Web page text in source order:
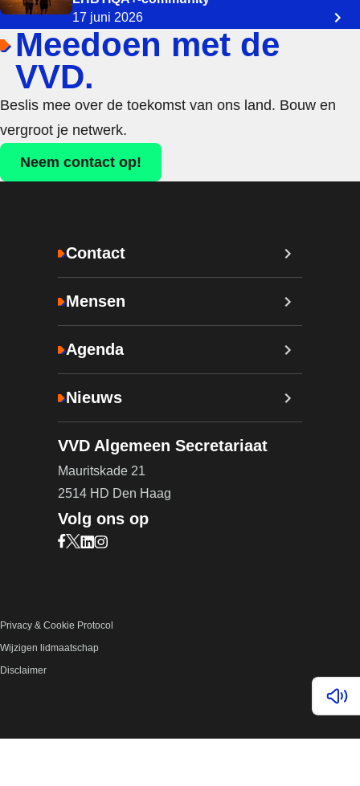
17 juni 2026
Lees
Meedoen met de
VVD.
Beslis mee over de toekomst van ons land. Bouw en
vergroot je netwerk.
Neem contact op!
Contact
Mensen
Agenda
Nieuws
VVD Algemeen Secretariaat
Mauritskade 21
2514 HD Den Haag
Volg ons op
Bezoek onze Facebook pagina (opent in nieuw
Bezoek onze X pagina (opent in nieuw tabblad)
Bezoek onze LinkedIn pagina (opent in nieuw
Bezoek onze Instagram pagina (opent in
Privacy & Cookie Protocol
Wijzigen lidmaatschap
Disclaimer